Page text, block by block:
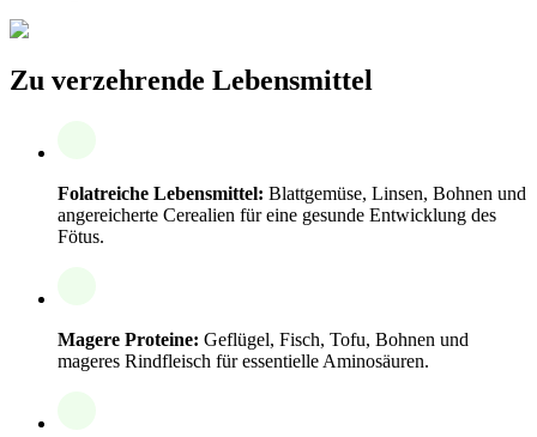
Zu verzehrende Lebensmittel
Folatreiche Lebensmittel: Blattgemüse, Linsen, Bohnen und
angereicherte Cerealien für eine gesunde Entwicklung des
Fötus.
Magere Proteine: Geflügel, Fisch, Tofu, Bohnen und
mageres Rindfleisch für essentielle Aminosäuren.